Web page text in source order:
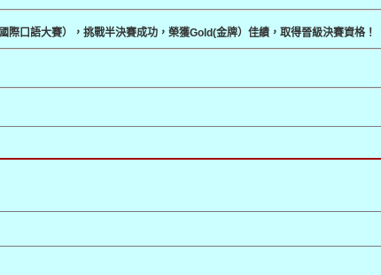
際口語大賽），挑戰半決賽成功，榮獲Gold(金牌）佳績，取得晉級決賽資格！